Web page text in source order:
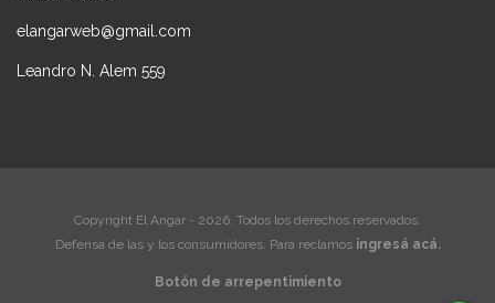
elangarweb@gmail.com
Leandro N. Alem 559
Copyright El Angar - 2026. Todos los derechos reservados.
Defensa de las y los consumidores. Para reclamos ingresá acá.
Botón de arrepentimiento